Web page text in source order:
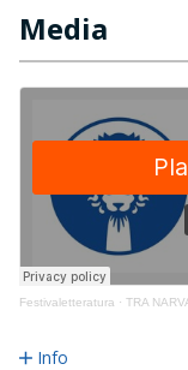
Media
Festivaletteratura · TRA
Info